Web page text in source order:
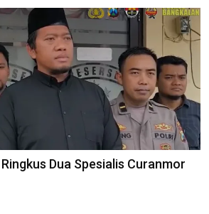
Dua Spesialis Curanmor